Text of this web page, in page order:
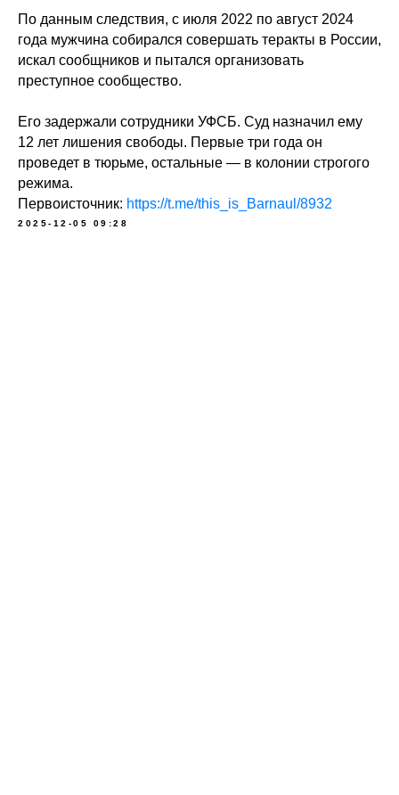
По данным следствия, с июля 2022 по август 2024
года мужчина собирался совершать теракты в России,
искал сообщников и пытался организовать
преступное сообщество.
Его задержали сотрудники УФСБ. Суд назначил ему
12 лет лишения свободы. Первые три года он
проведет в тюрьме, остальные — в колонии строгого
режима.
Первоисточник: https://t.me/this_is_Barnaul/8932
2025-12-05 09:28